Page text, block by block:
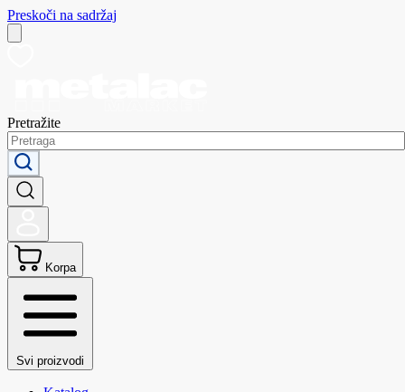
Preskoči na sadržaj
Pretražite
Korpa
Svi proizvodi